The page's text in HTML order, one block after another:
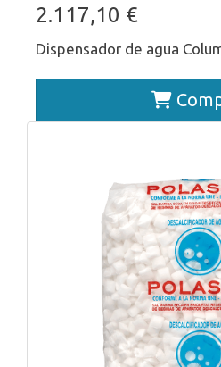
2.117,10 €
Dispensador de agua